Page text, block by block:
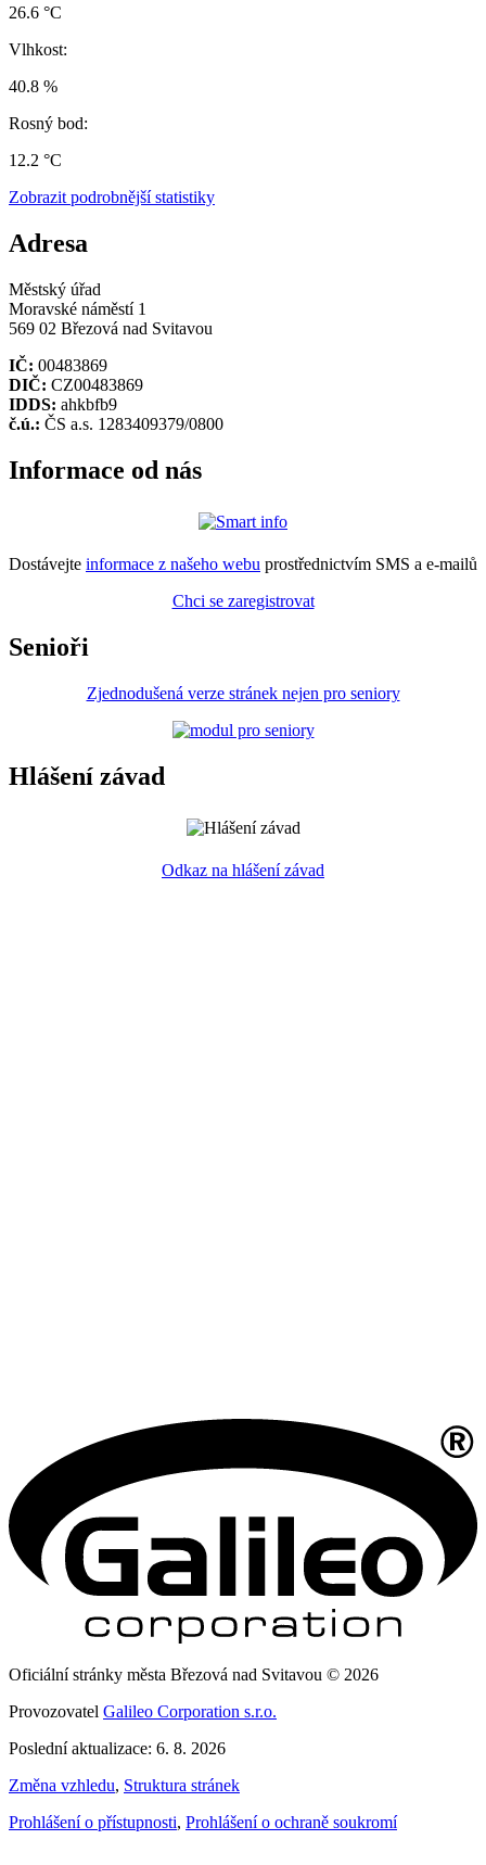
26.6 °C
Vlhkost:
40.8 %
Rosný bod:
12.2 °C
Zobrazit podrobnější statistiky
Adresa
Městský úřad
Moravské náměstí 1
569 02 Březová nad Svitavou
IČ: 00483869
DIČ: CZ00483869
IDDS: ahkbfb9
č.ú.: ČS a.s. 1283409379/0800
Informace od nás
Dostávejte informace z našeho webu prostřednictvím SMS a e-mailů
Chci se zaregistrovat
Senioři
Zjednodušená verze stránek nejen pro seniory
Hlášení závad
Odkaz na hlášení závad
Oficiální stránky města Březová nad Svitavou © 2026
Provozovatel Galileo Corporation s.r.o.
Poslední aktualizace: 6. 8. 2026
Změna vzhledu, Struktura stránek
Prohlášení o přístupnosti, Prohlášení o ochraně soukromí